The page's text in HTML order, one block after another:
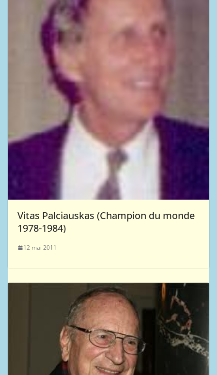
Vitas Palciauskas (Champion du monde
1978-1984)
12 mai 2011